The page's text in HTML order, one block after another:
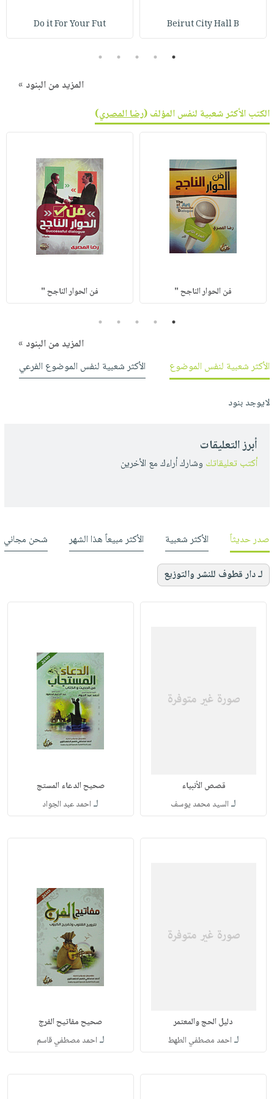
Beirut City Hall B
Do it For Your Fut
1
2
3
4
5
المزيد من البنود »
الكتب الأكثر شعبية لنفس المؤلف (رضا المصري)
فن الحوار الناجح " فن الحوار الناجح "
1
2
3
4
5
المزيد من البنود »
الأكثر شعبية لنفس الموضوع
الأكثر شعبية لنفس الموضوع الفرعي
لايوجد بنود
أبرز التعليقات
أكتب تعليقاتك وشارك أراءك مع الأخرين
صدر حديثاً الأكثر شعبية الأكثر مبيعاً هذا الشهر شحن مجاني
لـ دار قطوف للنشر والتوزيع
قصص الأنبياء
لـ السيد محمد يوسف
صحيح الدعاء المستج
لـ احمد عبد الجواد
دليل الحج والمعتمر
لـ احمد مصطفي الطهط
صحيح مفاتيح الفرج
لـ احمد مصطفي قاسم